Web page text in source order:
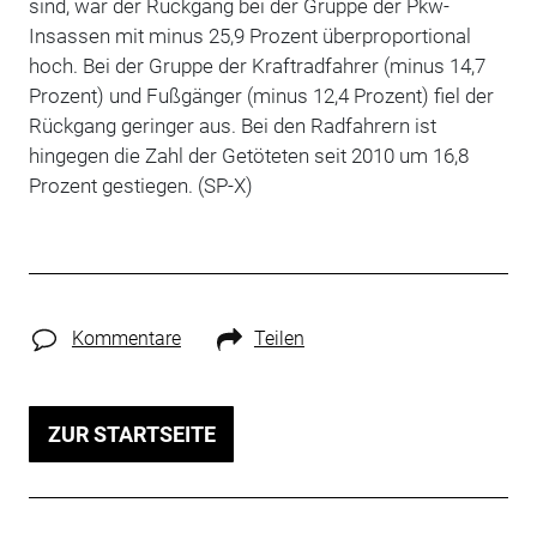
sind, war der Rückgang bei der Gruppe der Pkw-
Insassen mit minus 25,9 Prozent überproportional
hoch. Bei der Gruppe der Kraftradfahrer (minus 14,7
Prozent) und Fußgänger (minus 12,4 Prozent) fiel der
Rückgang geringer aus. Bei den Radfahrern ist
hingegen die Zahl der Getöteten seit 2010 um 16,8
Prozent gestiegen. (SP-X)
Kommentare Teilen
ZUR STARTSEITE